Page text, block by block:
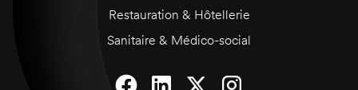
Restauration & Hôtellerie
Sanitaire & Médico-social